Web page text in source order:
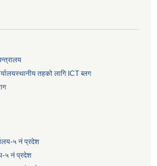
स्थानीय तहको लागि ICT ब्लग
५ नं प्रदेश
५ नं प्रदेश